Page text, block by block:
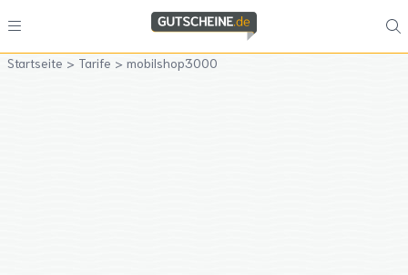
Startseite > Tarife > mobilshop3000